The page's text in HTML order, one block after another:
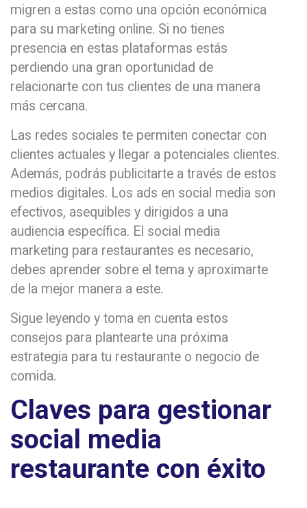
migren a estas como una opción económica
para su marketing online. Si no tienes
presencia en estas plataformas estás
perdiendo una gran oportunidad de
relacionarte con tus clientes de una manera
más cercana.
Las redes sociales te permiten conectar con
clientes actuales y llegar a potenciales clientes.
Además, podrás publicitarte a través de estos
medios digitales. Los ads en social media son
efectivos, asequibles y dirigidos a una
audiencia específica. El social media
marketing para restaurantes es necesario,
debes aprender sobre el tema y aproximarte
de la mejor manera a este.
Sigue leyendo y toma en cuenta estos
consejos para plantearte una próxima
estrategia para tu restaurante o negocio de
comida.
Claves para gestionar
social media
restaurante con éxito